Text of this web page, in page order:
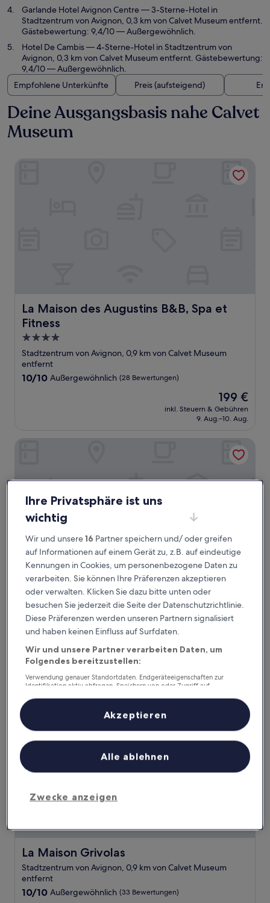
Garlande Hotel Avignon Centre— 3-Sterne-Hotel in
Stadtzentrum von Avignon, 0,3 km von Calvet Museum entfernt.
Gästebewertung: 9,4/10 — Außergewöhnlich.
Hotel De Cambis— 4-Sterne-Hotel in Stadtzentrum von
Avignon, 0,3 km von Calvet Museum entfernt. Gästebewertung:
9,4/10 — Außergewöhnlich.
Empfohlene Unterkünfte
Preis (aufsteigend)
Deine Ausgangsbasis nahe Calvet
Museum
La Maison des Augustins B&B, Spa et
Fitness
La Maison des Augustins B&B, Spa et Fitness
4.0-
Sterne-
Unterkunft
Stadtzentrum von Avignon, 0,9 km von Calvet Museum
entfernt
10.0
10/10 Außergewöhnlich (28 Bewertungen)
Der
Preis
beträgt
199 €
inkl. Steuern & Gebühren
9. Aug.–10. Aug.
N°15 Les Confidences - Chambres
D'hôtes
N°15 Les Confidences - Chambres D'hôtes
Stadtzentrum von Avignon, 0,7 km von Calvet Museum
entfernt
von
10,
Außergewöhnlich,
(41
beträgt
inkl. Steuern & Gebühren
9. Aug.–10. Aug.
La Maison Grivolas
La Maison Grivolas
Stadtzentrum von Avignon, 0,9 km von Calvet Museum
entfernt
10.0
10/10 Außergewöhnlich (33 Bewertungen)
La Maison Grivolas
Ihre Privatsphäre ist uns
wichtig
Wir und unsere16 Partner speichern und/ oder greifen
auf Informationen auf einem Gerät zu, z.B. auf eindeutige
Kennungen in Cookies, um personenbezogene Daten zu
verarbeiten. Sie können Ihre Präferenzen akzeptieren
oder verwalten. Klicken Sie dazu bitte unten oder
besuchen Sie jederzeit die Seite der Datenschutzrichtlinie.
Diese Präferenzen werden unseren Partnern signalisiert
und haben keinen Einfluss auf Surfdaten.
Wir und unsere Partner verarbeiten Daten, um
Folgendes bereitzustellen:
Verwendung genauer Standortdaten. Endgeräteeigenschaften zur
Identifikation aktiv abfragen. Speichern von oder Zugriff auf
Inhalte, Messung von Werbeleistung und der Performance von Inhalten,
Zielgruppenforschung sowie Entwicklung und Verbesserung von
Liste der Partner (Lieferanten)
Zwecke anzeigen
Alle ablehnen
Akzeptieren